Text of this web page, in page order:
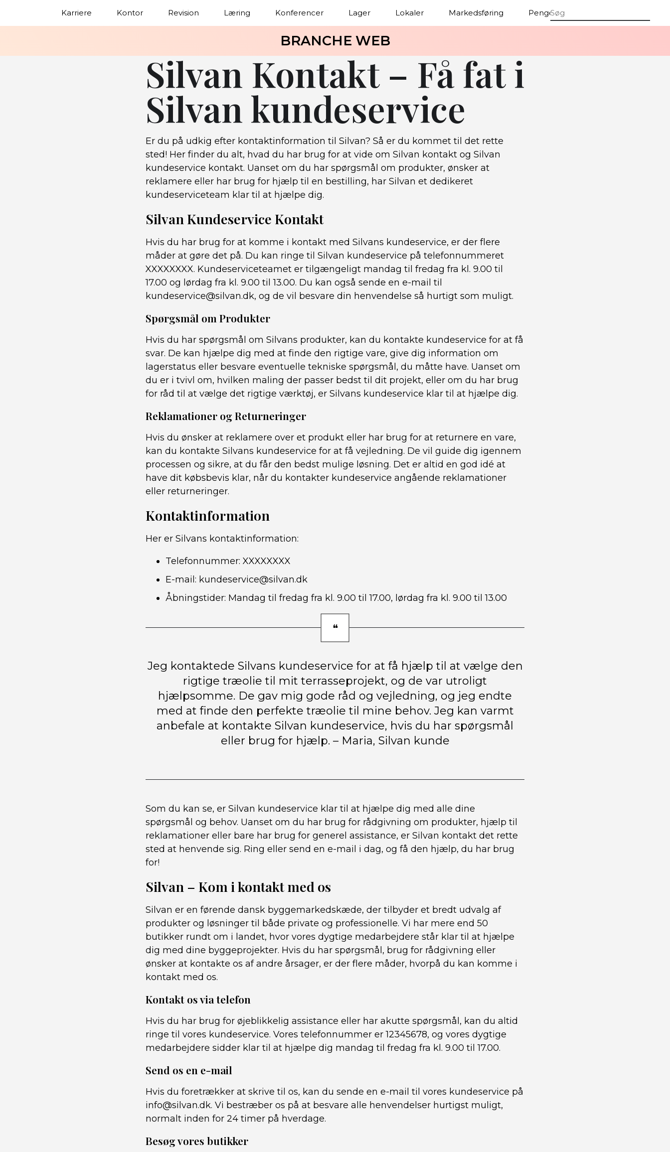
Karriere Kontor Revision Læring Konferencer Lager Lokaler Markedsføring Penge
BRANCHE WEB
Silvan Kontakt – Få fat i
Silvan kundeservice
Er du på udkig efter kontaktinformation til Silvan? Så er du kommet til det rette
sted! Her finder du alt, hvad du har brug for at vide om Silvan kontakt og Silvan
kundeservice kontakt. Uanset om du har spørgsmål om produkter, ønsker at
reklamere eller har brug for hjælp til en bestilling, har Silvan et dedikeret
kundeserviceteam klar til at hjælpe dig.
Silvan Kundeservice Kontakt
Hvis du har brug for at komme i kontakt med Silvans kundeservice, er der flere
måder at gøre det på. Du kan ringe til Silvan kundeservice på telefonnummeret
XXXXXXXX. Kundeserviceteamet er tilgængeligt mandag til fredag fra kl. 9.00 til
17.00 og lørdag fra kl. 9.00 til 13.00. Du kan også sende en e-mail til
kundeservice@silvan.dk, og de vil besvare din henvendelse så hurtigt som muligt.
Spørgsmål om Produkter
Hvis du har spørgsmål om Silvans produkter, kan du kontakte kundeservice for at få
svar. De kan hjælpe dig med at finde den rigtige vare, give dig information om
lagerstatus eller besvare eventuelle tekniske spørgsmål, du måtte have. Uanset om
du er i tvivl om, hvilken maling der passer bedst til dit projekt, eller om du har brug
for råd til at vælge det rigtige værktøj, er Silvans kundeservice klar til at hjælpe dig.
Reklamationer og Returneringer
Hvis du ønsker at reklamere over et produkt eller har brug for at returnere en vare,
kan du kontakte Silvans kundeservice for at få vejledning. De vil guide dig igennem
processen og sikre, at du får den bedst mulige løsning. Det er altid en god idé at
have dit købsbevis klar, når du kontakter kundeservice angående reklamationer
eller returneringer.
Kontaktinformation
Her er Silvans kontaktinformation:
Telefonnummer: XXXXXXXX
E-mail: kundeservice@silvan.dk
Åbningstider: Mandag til fredag fra kl. 9.00 til 17.00, lørdag fra kl. 9.00 til 13.00
Jeg kontaktede Silvans kundeservice for at få hjælp til at vælge den
rigtige træolie til mit terrasseprojekt, og de var utroligt
hjælpsomme. De gav mig gode råd og vejledning, og jeg endte
med at finde den perfekte træolie til mine behov. Jeg kan varmt
anbefale at kontakte Silvan kundeservice, hvis du har spørgsmål
eller brug for hjælp. – Maria, Silvan kunde
Som du kan se, er Silvan kundeservice klar til at hjælpe dig med alle dine
spørgsmål og behov. Uanset om du har brug for rådgivning om produkter, hjælp til
reklamationer eller bare har brug for generel assistance, er Silvan kontakt det rette
sted at henvende sig. Ring eller send en e-mail i dag, og få den hjælp, du har brug
for!
Silvan – Kom i kontakt med os
Silvan er en førende dansk byggemarkedskæde, der tilbyder et bredt udvalg af
produkter og løsninger til både private og professionelle. Vi har mere end 50
butikker rundt om i landet, hvor vores dygtige medarbejdere står klar til at hjælpe
dig med dine byggeprojekter. Hvis du har spørgsmål, brug for rådgivning eller
ønsker at kontakte os af andre årsager, er der flere måder, hvorpå du kan komme i
kontakt med os.
Kontakt os via telefon
Hvis du har brug for øjeblikkelig assistance eller har akutte spørgsmål, kan du altid
ringe til vores kundeservice. Vores telefonnummer er 12345678, og vores dygtige
medarbejdere sidder klar til at hjælpe dig mandag til fredag ​​fra kl. 9.00 til 17.00.
Send os en e-mail
Hvis du foretrækker at skrive til os, kan du sende en e-mail til vores kundeservice på
info@silvan.dk. Vi bestræber os på at besvare alle henvendelser hurtigst muligt,
normalt inden for 24 timer på hverdage.
Besøg vores butikker